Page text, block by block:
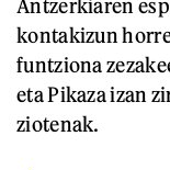
Antzerkiaren
kontakizun
funtziona
eta Pikaza izan
ziotenak.